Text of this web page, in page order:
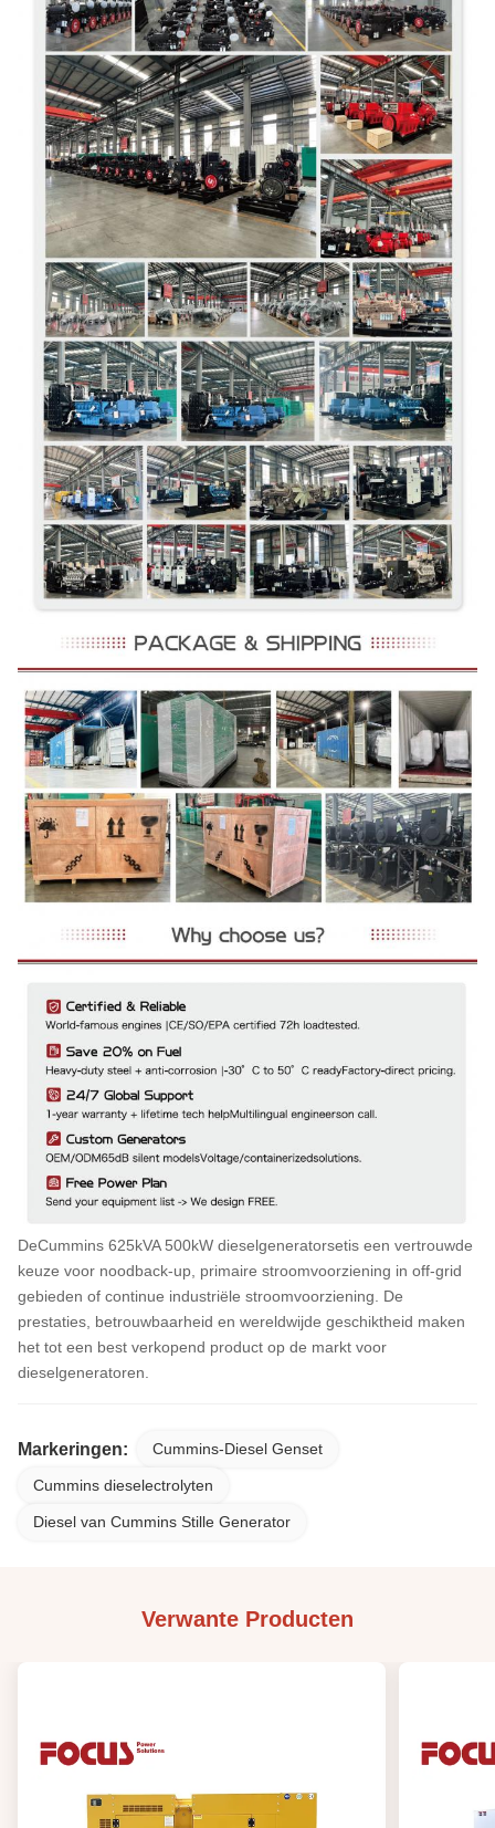
DeCummins 625kVA 500kW dieselgeneratorsetis een vertrouwde
keuze voor noodback-up, primaire stroomvoorziening in off-grid
gebieden of continue industriële stroomvoorziening. De
prestaties, betrouwbaarheid en wereldwijde geschiktheid maken
het tot een best verkopend product op de markt voor
dieselgeneratoren.
Markeringen: Cummins-Diesel Genset
Cummins dieselectrolyten
Diesel van Cummins Stille Generator
Verwante Producten